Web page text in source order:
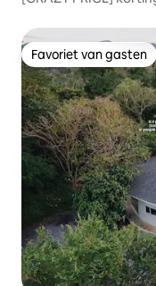
Favoriet van gasten
Favoriet van gasten